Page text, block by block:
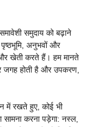
समुदाय को बढ़ाने
अनुभवों और
और खेती करते हैं। हम मानते
जगह होती है और उपकरण,
में रखते हुए, कोई भी
करना पड़ेगा: नस्ल,